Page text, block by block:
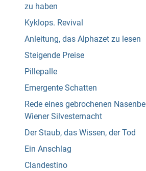
zu haben
Kyklops. Revival
Anleitung, das Alphazet zu lesen
Steigende Preise
Pillepalle
Emergente Schatten
Rede eines gebrochenen
Wiener Silvesternacht
Der Staub, das Wissen, der Tod
Ein Anschlag
Clandestino